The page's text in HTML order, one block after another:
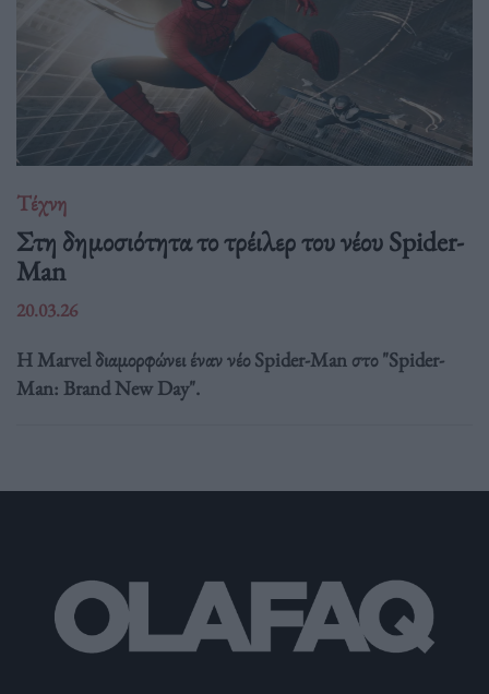
Τέχνη
Στη δημοσιότητα το τρέιλερ του νέου Spider-
Man
20.03.26
Η Marvel διαμορφώνει έναν νέο Spider-Man στο "Spider-
Man: Brand New Day".